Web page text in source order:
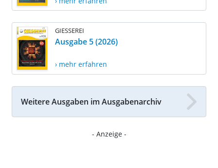
GIESSEREI
Ausgabe 5 (2026)
› mehr erfahren
Weitere Ausgaben im Ausgabenarchiv
- Anzeige -